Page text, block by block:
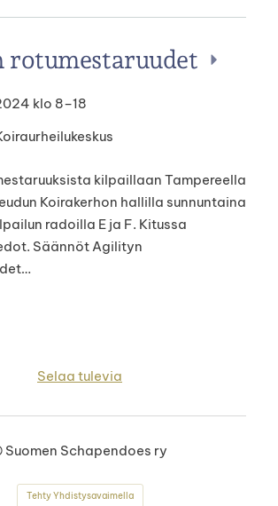
klo 8–18
kilpaillaan Tampereella
Koirakerhon hallilla sunnuntaina
radoilla E ja F. Kitussa
Säännöt Agilityn
Selaa tulevia
Suomen Schapendoes ry
Tehty Yhdistysavaimella